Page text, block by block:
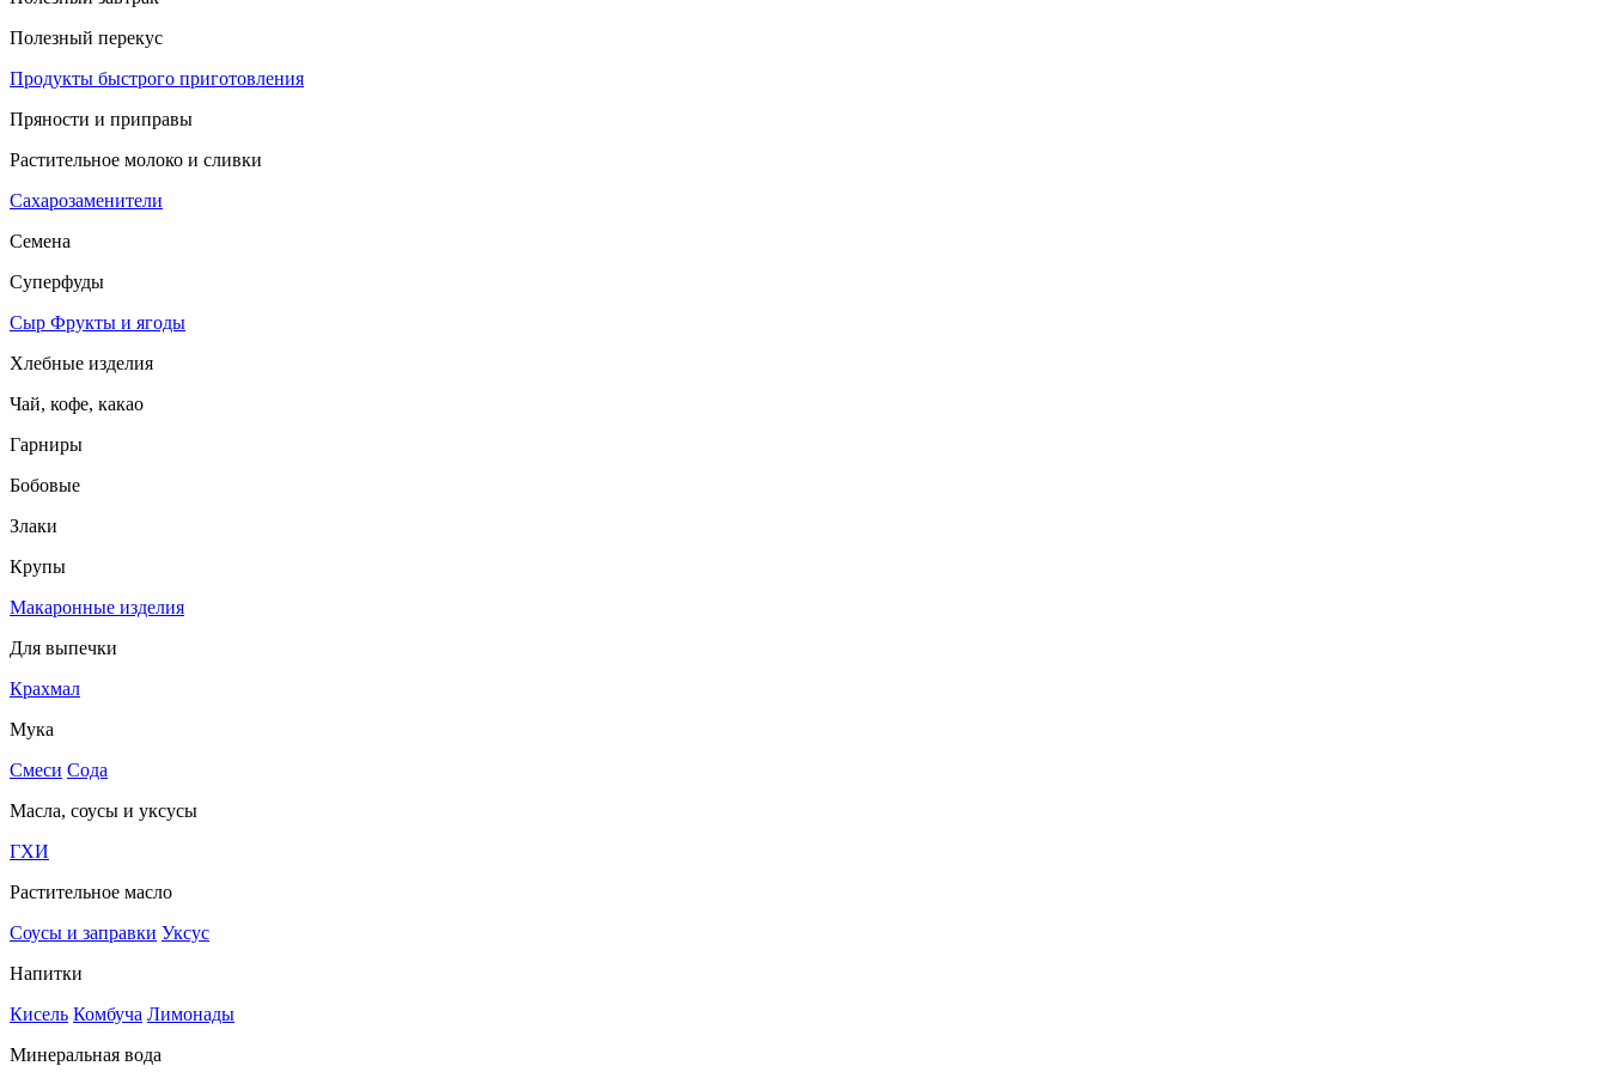
Полезный перекус
Продукты быстрого приготовления
Пряности и приправы
Растительное молоко и сливки
Сахарозаменители
Семена
Суперфуды
Сыр Фрукты и ягоды
Хлебные изделия
Чай, кофе, какао
Гарниры
Бобовые
Злаки
Крупы
Макаронные изделия
Для выпечки
Крахмал
Мука
Смеси Сода
Масла, соусы и уксусы
ГХИ
Растительное масло
Соусы и заправки Уксус
Напитки
Кисель Комбуча Лимонады
Минеральная вода